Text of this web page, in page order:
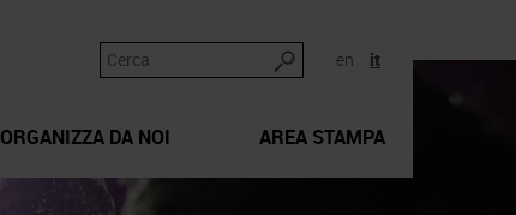
en it
ORGANIZZA DA NOI AREA STAMPA